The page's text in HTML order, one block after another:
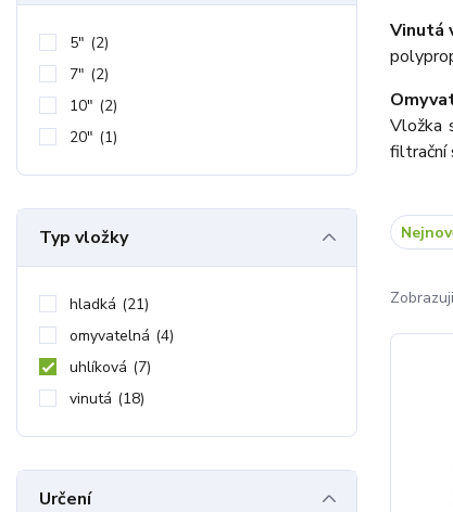
Vinutá
Vložka
filtrační
5" (2)
7" (2)
10" (2)
20" (1)
Typ vložky
hladká (21)
omyvatelná (4)
uhlíková (7)
vinutá (18)
Určení